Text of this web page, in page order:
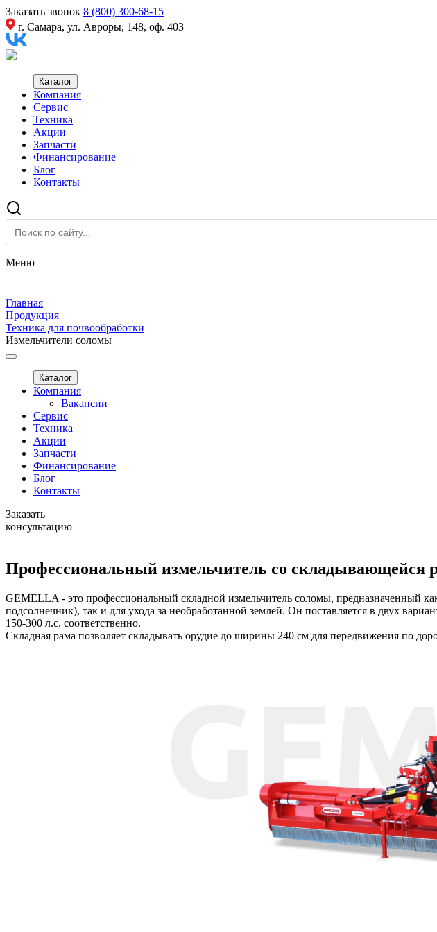
Заказать звонок 8 (800) 300-68-15
г. Самара, ул. Авроры, 148, оф. 403
Каталог
Компания
Сервис
Техника
Акции
Запчасти
Финансирование
Блог
Контакты
Меню
Главная
Продукция
Техника для почвообработки
Измельчители соломы
Каталог
Компания
Вакансии
Сервис
Техника
Акции
Запчасти
Финансирование
Блог
Контакты
Заказать
консультацию
Профессиональный измельчитель со складывающейся
GEMELLA - это профессиональный складной измельчитель соломы, предназначенный
подсолнечник), так и для ухода за необработанной землей. Он поставляется в двух
150-300 л.с. соответственно.
Складная рама позволяет складывать орудие до ширины 240 см для передвижения по